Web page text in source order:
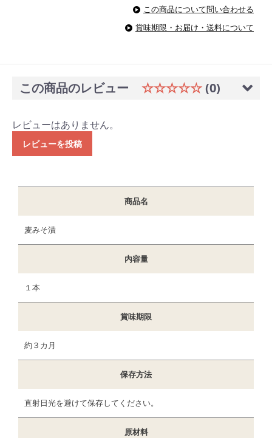
この商品について問い合わせる
賞味期限・お届け・送料について
この商品のレビュー ☆☆☆☆☆(0)
レビューはありません。
レビューを投稿
商品名
麦みそ漬
内容量
１本
賞味期限
約３カ月
保存方法
直射日光を避けて保存してください。
原材料